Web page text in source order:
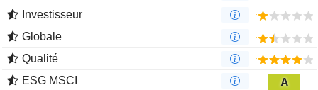
Investisseur
Globale
Qualité
ESG MSCI
A